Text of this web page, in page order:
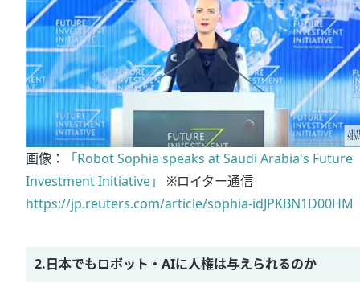
画像：
「Robot Sophia speaks at Saudi Arabia's Future
Investment Initiative」 ※ロイター通信
https://jp.reuters.com/article/sophia-idJPKBN1D00HM
2.日本でもロボット・AIに人権は与えられるのか